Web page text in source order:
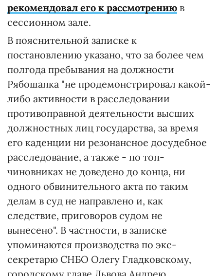
рекомендовал его к рассмотрению в
сессионном зале.
В пояснительной записке к
постановлению указано, что за более чем
полгода пребывания на должности
Рябошапка "не продемонстрировал какой-
либо активности в расследовании
противоправной деятельности высших
должностных лиц государства, за время
его каденции ни резонансное досудебное
расследование, а также - по топ-
чиновниках не доведено до конца, ни
одного обвинительного акта по таким
делам в суд не направлено ​​и, как
следствие, приговоров судом не
вынесено". В частности, в записке
упоминаются производства по экс-
секретарю СНБО Олегу Гладковскому,